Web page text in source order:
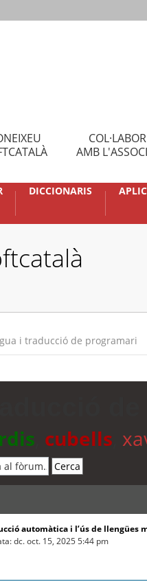
AMB
DICCIONARIS
i traducció de programari
cubells
automàtica i l’ús de llengües
dc. oct. 15, 2025 5:44 pm